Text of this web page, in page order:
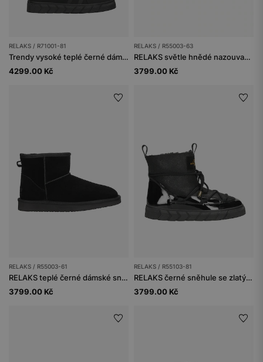
RELAKS / R71001-81
Trendy vysoké teplé černé dámské sněhule ze štípané kůže
4299.00 Kč
RELAKS / R55003-63
RELAKS světle hnědé nazouvací dámské sněhule
3799.00 Kč
RELAKS / R55003-61
RELAKS teplé černé dámské sněhule
3799.00 Kč
RELAKS / R55103-81
RELAKS černé sněhule se zlatými detaily
3799.00 Kč